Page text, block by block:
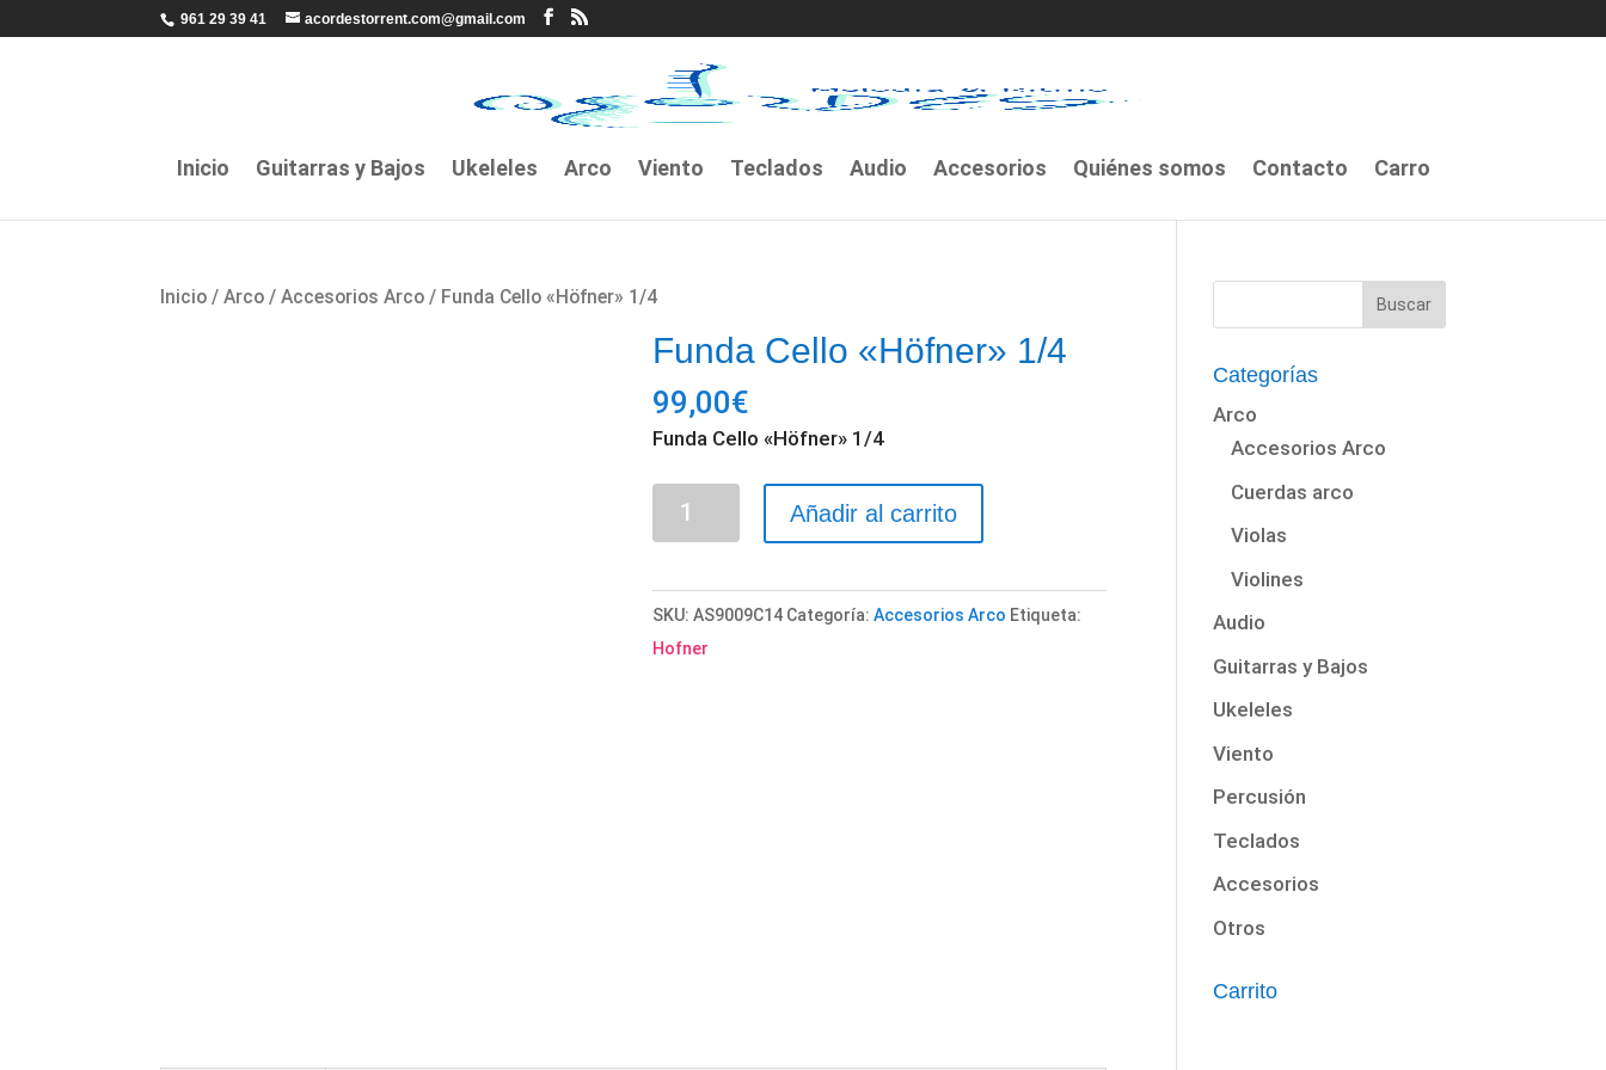
961 29 39 41 acordestorrent.com@gmail.com
Inicio Guitarras y Bajos Ukeleles Arco Viento Teclados Audio Accesorios Quiénes somos Contacto Carro
Inicio /Arco /Accesorios Arco / Funda Cello «Höfner» 1/4
Funda Cello «Höfner» 1/4
99,00€
Funda Cello «Höfner» 1/4
Funda
1/4
Añadir al carrito
SKU:AS9009C14 Categoría:Accesorios Arco Etiqueta:
Hofner
Categorías
Arco
Accesorios Arco
Cuerdas arco
Violas
Violines
Audio
Guitarras y Bajos
Ukeleles
Viento
Percusión
Teclados
Accesorios
Otros
Carrito